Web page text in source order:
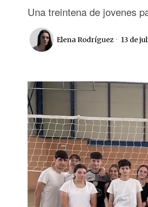
Una treintena de jovenes
Elena Rodríguez 13 de